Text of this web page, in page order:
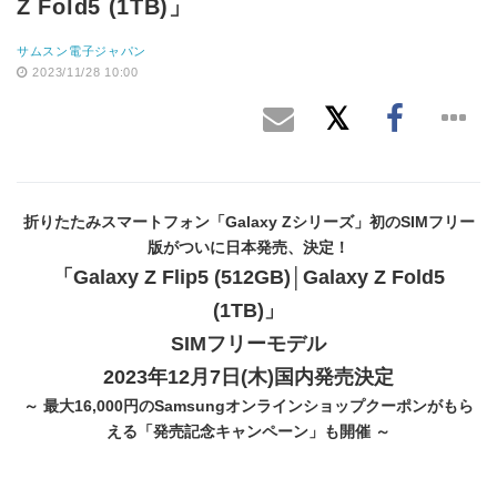
Z Fold5 (1TB)」
サムスン電子ジャパン
2023/11/28 10:00
折りたたみスマートフォン「Galaxy Zシリーズ」初のSIMフリー
版がついに日本発売、決定！
「Galaxy Z Flip5 (512GB)│Galaxy Z Fold5
(1TB)」
SIMフリーモデル
2023年12月7日(木)国内発売決定
～ 最大16,000円のSamsungオンラインショップクーポンがもら
える「発売記念キャンペーン」も開催 ～